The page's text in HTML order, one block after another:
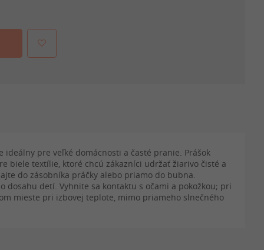
pre veľké domácnosti a časté pranie. Prášok
biele textílie, ktoré chcú zákazníci udržať žiarivo čisté a
do zásobníka práčky alebo priamo do bubna.
dosahu detí. Vyhnite sa kontaktu s očami a pokožkou; pri
mieste pri izbovej teplote, mimo priameho slnečného